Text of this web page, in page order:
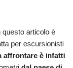
questo articolo è
per escursionisti
affrontare è infatti